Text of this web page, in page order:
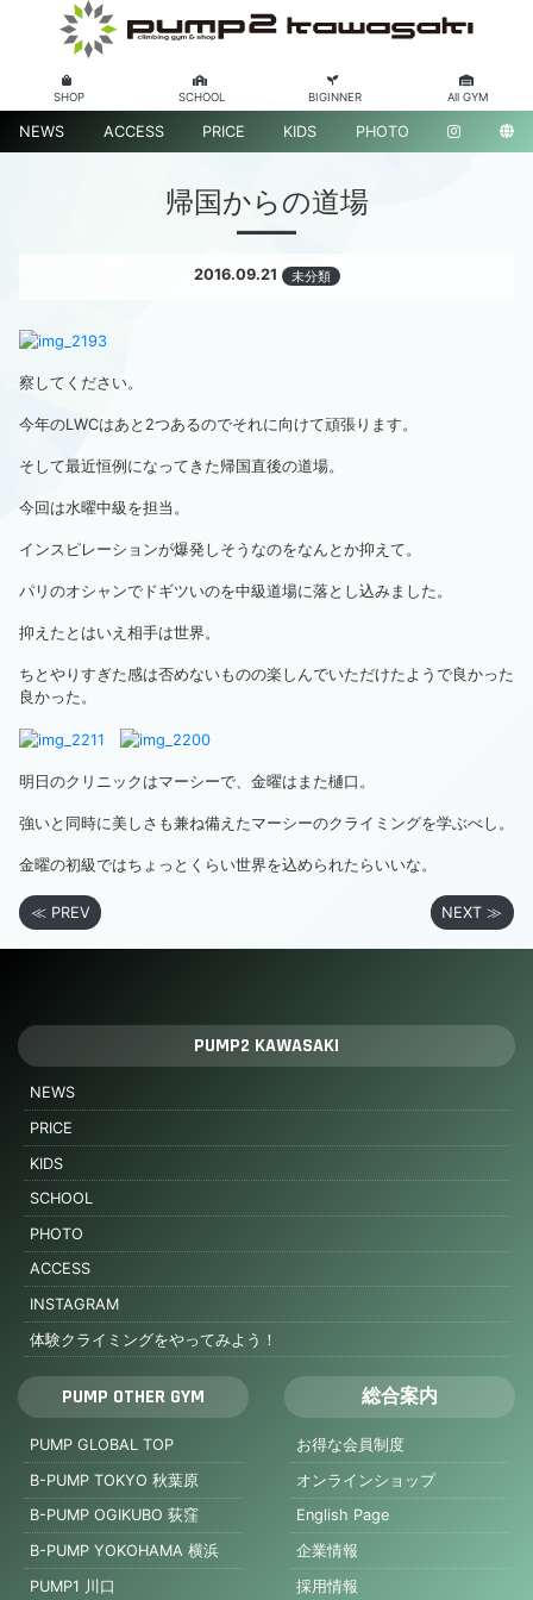
SHOP SCHOOL BIGINNER All GYM
NEWS ACCESS PRICE KIDS PHOTO
帰国からの道場
2016.09.21 未分類
察してください。
今年のLWCはあと2つあるのでそれに向けて頑張ります。
そして最近恒例になってきた帰国直後の道場。
今回は水曜中級を担当。
インスピレーションが爆発しそうなのをなんとか抑えて。
パリのオシャンでドギツいのを中級道場に落とし込みました。
抑えたとはいえ相手は世界。
ちとやりすぎた感は否めないものの楽しんでいただけたようで良かった
良かった。
明日のクリニックはマーシーで、金曜はまた樋口。
強いと同時に美しさも兼ね備えたマーシーのクライミングを学ぶべし。
金曜の初級ではちょっとくらい世界を込められたらいいな。
≪ PREV NEXT ≫
PUMP2 KAWASAKI
NEWS
PRICE
KIDS
SCHOOL
PHOTO
ACCESS
INSTAGRAM
体験クライミングをやってみよう！
PUMP OTHER GYM
PUMP GLOBAL TOP
B-PUMP TOKYO 秋葉原
B-PUMP OGIKUBO 荻窪
B-PUMP YOKOHAMA 横浜
PUMP1 川口
総合案内
お得な会員制度
オンラインショップ
English Page
企業情報
採用情報